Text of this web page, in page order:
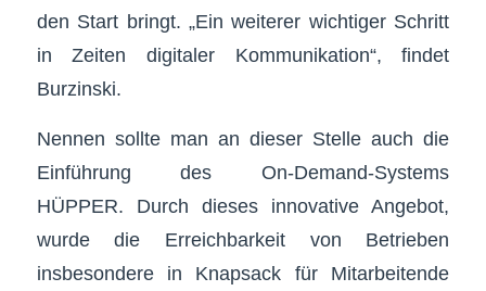
den Start bringt. „Ein weiterer wichtiger Schritt
in Zeiten digitaler Kommunikation“, findet
Burzinski.
Nennen sollte man an dieser Stelle auch die
Einführung des On-Demand-Systems
HÜPPER. Durch dieses innovative Angebot,
wurde die Erreichbarkeit von Betrieben
insbesondere in Knapsack für Mitarbeitende